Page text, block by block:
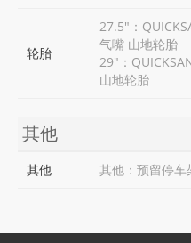
轮胎
27.5"：
气嘴 山地轮胎
29"：
山地轮胎
其他
其他 其他：预留停车